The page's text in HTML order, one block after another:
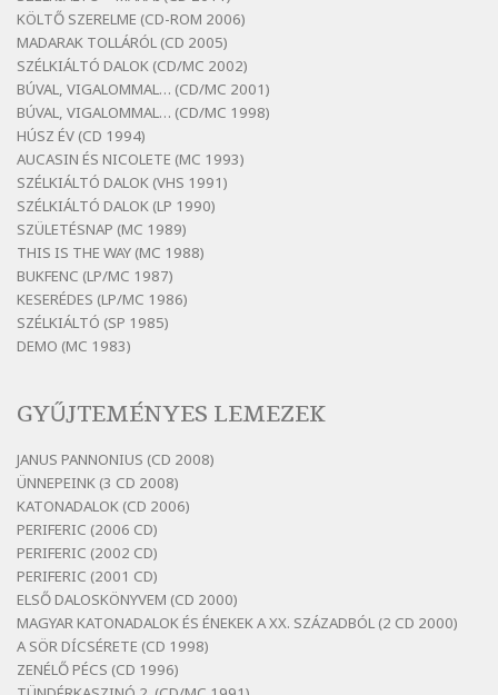
Bertók László: Diófa-levélen
Szélkiáltó
Bertók László: El-elképzelem a falansztert
Szélkiáltó
Bertók László: Elmenni kevés, itt maradni
sok
Szélkiáltó
Bertók László: Mintha már pénteken
vasárnap
Szélkiáltó
Bertók László: Ó, az a hol volt vicinális
Bertók László: Vásáros
Szélkiáltó
Bertók László: Vizibolt
Szélkiáltó
Bornemissza Endre: Szitakötő
Szélkiáltó
Detlev von Liliencron: Bölcsődal
Szélkiáltó
Fenyvesi Béla: Lesz-e még menedék?
Szélkiáltó
KÖLTŐ SZERELME (CD-ROM 2006)
MADARAK TOLLÁRÓL (CD 2005)
SZÉLKIÁLTÓ DALOK (CD/MC 2002)
BÚVAL, VIGALOMMAL… (CD/MC 2001)
BÚVAL, VIGALOMMAL… (CD/MC 1998)
HÚSZ ÉV (CD 1994)
AUCASIN ÉS NICOLETE (MC 1993)
SZÉLKIÁLTÓ DALOK (VHS 1991)
SZÉLKIÁLTÓ DALOK (LP 1990)
SZÜLETÉSNAP (MC 1989)
THIS IS THE WAY (MC 1988)
BUKFENC (LP/MC 1987)
KESERÉDES (LP/MC 1986)
SZÉLKIÁLTÓ (SP 1985)
DEMO (MC 1983)
GYŰJTEMÉNYES LEMEZEK
JANUS PANNONIUS (CD 2008)
ÜNNEPEINK (3 CD 2008)
KATONADALOK (CD 2006)
PERIFERIC (2006 CD)
PERIFERIC (2002 CD)
PERIFERIC (2001 CD)
ELSŐ DALOSKÖNYVEM (CD 2000)
MAGYAR KATONADALOK ÉS ÉNEKEK A XX. SZÁZADBÓL (2 CD 2000)
A SÖR DÍCSÉRETE (CD 1998)
ZENÉLŐ PÉCS (CD 1996)